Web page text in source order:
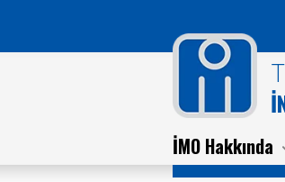
İMO Hakkında